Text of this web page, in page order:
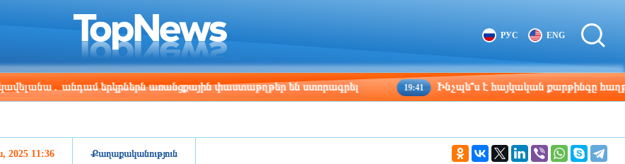
Los Angeles
08:47
Beijing
23:47 РУС ENG
անդամ երկրներն առանցքային փաստաթղթեր են ստորագրել 19:41 Ինչպե՞ս է հայկական քարթինգը հաղթահարում
2025 11:36 Քաղաքականություն